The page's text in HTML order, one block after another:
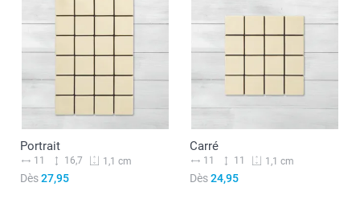
Portrait
11 16,7 1,1 cm
Dès27,95
Carré
11 11 1,1 cm
Dès24,95